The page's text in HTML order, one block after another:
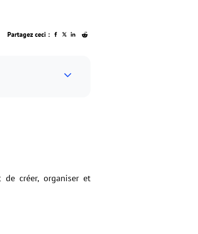
Partagez ceci :
créer, organiser et